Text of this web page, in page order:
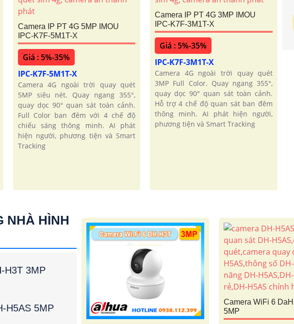
'
Camera IP PT 4G 5MP IMOU
IPC-K7F-5M1T-X
Giá : 5%-35%
IPC-K7F-5M1T-X
Camera 4G ngoài trời quay quét
5MP siêu nét. Quay ngang 355°,
quay dọc 90° quan sát toàn cảnh.
Full Color ban đêm với 4 chế độ
chiếu sáng thông minh. AI phát
hiện người, phương tiện và Smart
Tracking
Camera IP PT 4G 3MP IMOU
IPC-K7F-3M1T-X
Giá : 5%-35%
IPC-K7F-3M1T-X
Camera 4G ngoài trời quay quét
3MP Full Color. Quay ngang 355°,
quay dọc 90° quan sát toàn cảnh.
Hỗ trợ 4 chế độ quan sát ban đêm
thông minh. AI phát hiện người,
phương tiện và Smart Tracking
NHÀ HÌNH
H3T 3MP
H5AS 5MP
Camera WiFi 6
5MP